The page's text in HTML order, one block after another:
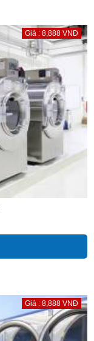
Giá : 8,888 VNĐ
Giá : 8,888 VNĐ